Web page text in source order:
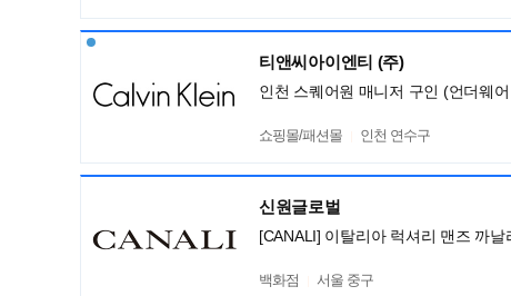
티앤씨아이엔티 (주)
인천 스퀘어원 매니저 구인 (언더웨
쇼핑몰/패션몰 인천 연수구
신원글로벌
[CANALI] 이탈리아 럭셔리 맨즈 까
백화점 서울 중구